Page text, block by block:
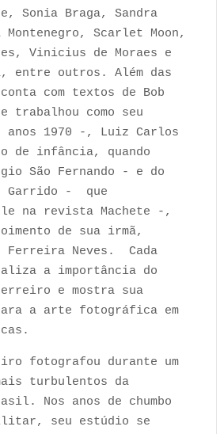
Sonia Braga, Sandra
Montenegro, Scarlet Moon,
Vinicius de Moraes e
entre outros. Além das
com textos de Bob
trabalhou como seu
anos 1970 -, Luiz Carlos
de infância, quando
São Fernando - e do
Garrido - que
na revista Machete -,
de sua irmã,
Ferreira Neves. Cada
a importância do
e mostra sua
a arte fotográfica em
fotografou durante um
turbulentos da
Nos anos de chumbo
seu estúdio se